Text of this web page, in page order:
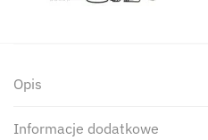
Opis
Informacje dodatkowe